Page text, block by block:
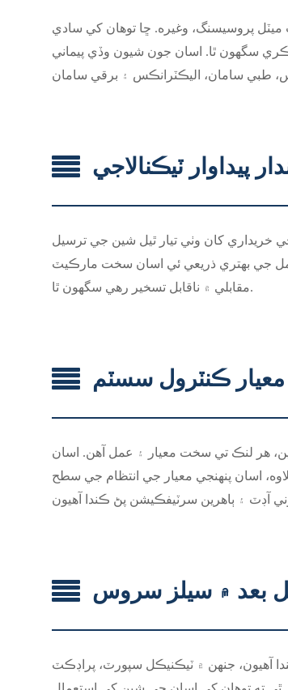
ميٽل پروسيسنگ، وغيره. ڇا توهان کي سادي
سگهون ٿا. اسان جون شيون وڏي پيماني
پيداوار ٽيڪنالاجي
خريداري کان وٺي تيار ٿيل شين جي ترسيل
جي بهتري ذريعي ئي اسان سخت مارڪيٽ
مقابلي ۾ ناقابل تسخير رهي سگهون ٿا.
ڪنٽرول سسٽم
هر لنڪ تي سخت معيار ۽ عمل آهن. اسان
اسان پنهنجي معيار جي انتظام جي سطح
بعد ۾ سيلز سروس
آهيون، جنهن ۾ ٽيڪنيڪل سپورٽ، پراڊڪٽ